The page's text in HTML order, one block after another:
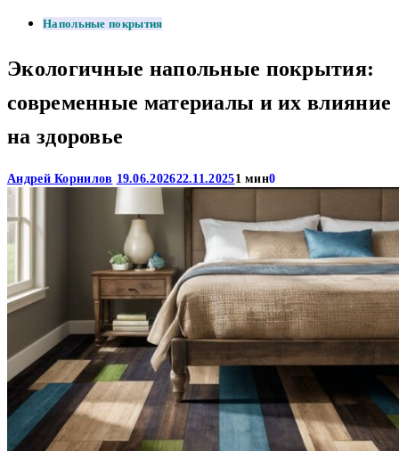
Напольные покрытия
Экологичные напольные покрытия:
современные материалы и их влияние
на здоровье
Андрей Корнилов 19.06.202622.11.20251 мин0